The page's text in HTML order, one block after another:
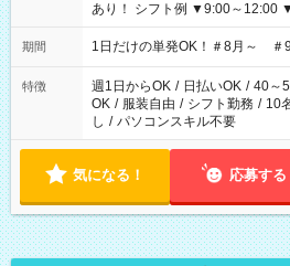
あり！ シフト例 ▼9:00～12:00
▼18:00～21:00
期間 1日だけの単発OK！＃8月～ ＃
特徴 週1日からOK / 日払いOK / 40～
OK / 服装自由 / シフト勤務 / 10
し / パソコンスキル不要
気になる！ 応募する